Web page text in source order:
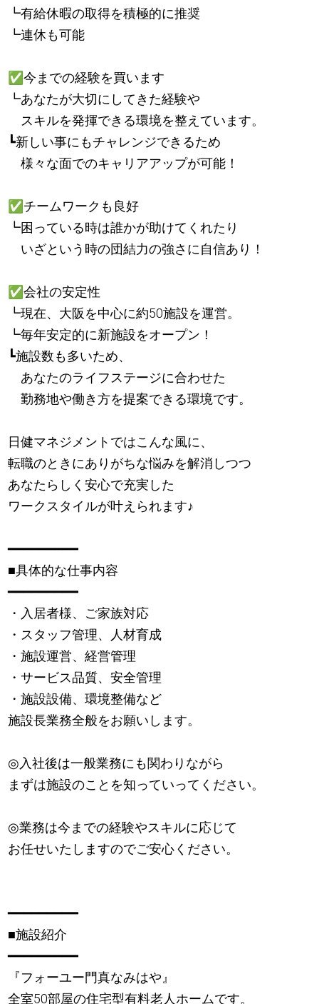
┗有給休暇の取得を積極的に推奨
┗連休も可能
✅今までの経験を買います
┗あなたが大切にしてきた経験や
スキルを発揮できる環境を整えています。
┗新しい事にもチャレンジできるため
様々な面でのキャリアアップが可能！
✅チームワークも良好
┗困っている時は誰かが助けてくれたり
いざという時の団結力の強さに自信あり！
✅会社の安定性
┗現在、大阪を中心に約50施設を運営。
┗毎年安定的に新施設をオープン！
┗施設数も多いため、
あなたのライフステージに合わせた
勤務地や働き方を提案できる環境です。
日健マネジメントではこんな風に、
転職のときにありがちな悩みを解消しつつ
あなたらしく安心で充実した
ワークスタイルが叶えられます♪
━━━━━━━━━
■具体的な仕事内容
━━━━━━━━━
・入居者様、ご家族対応
・スタッフ管理、人材育成
・施設運営、経営管理
・サービス品質、安全管理
・施設設備、環境整備など
施設長業務全般をお願いします。
◎入社後は一般業務にも関わりながら
まずは施設のことを知っていってください。
◎業務は今までの経験やスキルに応じて
お任せいたしますのでご安心ください。
━━━━━━━━━
■施設紹介
━━━━━━━━━
『フォーユー門真なみはや』
全室50部屋の住宅型有料老人ホームです。